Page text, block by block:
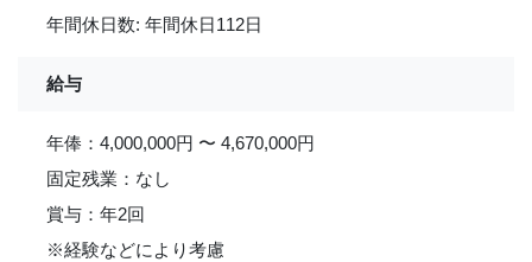
年間休日数: 年間休日112日
給与
年俸：4,000,000円 〜 4,670,000円
固定残業：なし
賞与：年2回
※経験などにより考慮